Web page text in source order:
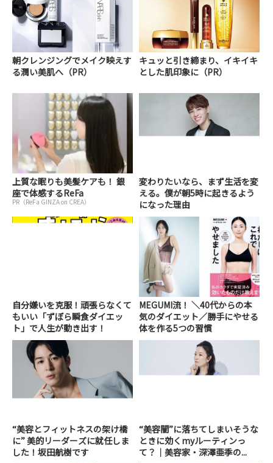
朝クレンジングでメイク映えす
る潤い美肌へ（PR）
キュッと引き締まり、イキイキ
とした肌印象に（PR）
上質な眠りも美髪ケアも！ 銀
座で体感するReFa
PR（ReFa GINZA on CREA）
変わりたいなら、まず生活を変
える。僕が朝5時に起きるよう
になった理由
自分嫌いを克服！頑張らなくて
もいい「ずぼら瞬食ダイエッ
ト」で人生が動き出す！
MEGUMI流！ ＼40代からの本
気のダイエット／勝手にやせる
体を作る5つの習慣
“美容とフィットネスの架け橋
に” 美的リーダーズに就任しま
した！坂田航樹です
“美容闇”に落ちてしまいそうな
ときに効くmyルーティンっ
て？｜美容家・深澤亜季の...